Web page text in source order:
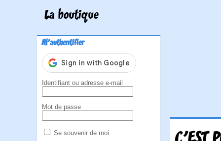
La boutique
M'authentifier
Identifiant ou adresse e-mail
Mot de passe
Se souvenir de moi